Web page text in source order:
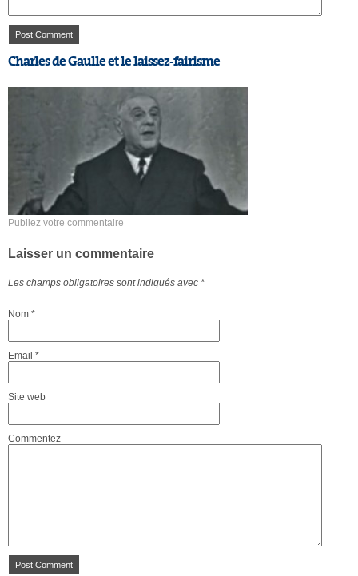
Charles de Gaulle et le laissez-fairisme
Publiez votre commentaire
Laisser un commentaire
Les champs obligatoires sont indiqués avec *
Nom *
Email *
Site web
Commentez